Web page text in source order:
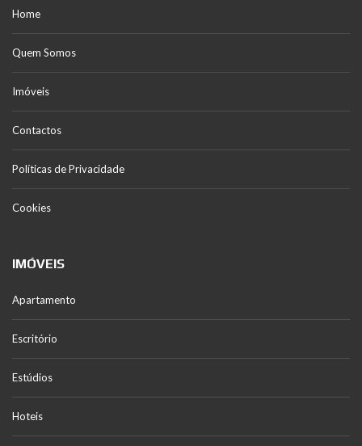
Home
Quem Somos
Imóveis
Contactos
Políticas de Privacidade
Cookies
IMÓVEIS
Apartamento
Escritório
Estúdios
Hoteis